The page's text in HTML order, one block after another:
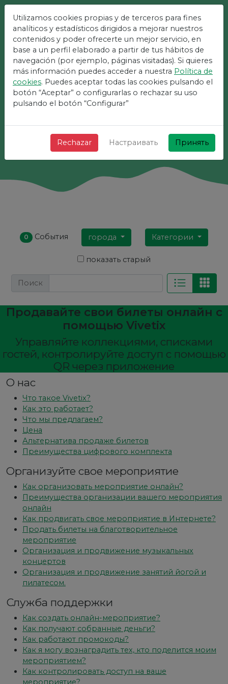
Самая Простая
Площадка Для
Мероприятий
+ Быстро + Просто и бесплатно!
Поиск
0 События города Категории
показать старый
Поиск
Продавайте свои билеты онлайн с
помощью Vivetix
Управляйте коллекциями, списками
гостей, контролируйте доступ с помощью
QR через приложение
О нас
Что такое Vivetix?
Как это работает?
Что мы предлагаем?
Цена
Альтернатива продаже билетов
Преимущества цифрового комплекта
Организуйте свое мероприятие
Как организовать мероприятие онлайн?
Преимущества организации вашего мероприятия
онлайн
Как продвигать свое мероприятие в Интернете?
Продать билеты на благотворительное
мероприятие
Организация и продвижение музыкальных
концертов
Организация и продвижение занятий йогой и
пилатесом.
Служба поддержки
Как создать онлайн-мероприятие?
Как получают собранные деньги?
Как работают промокоды?
Как я могу вознаградить тех, кто поделится моим
мероприятием?
Как контролировать доступ на ваше
мероприятие?
Utilizamos cookies propias y de terceros para fines
analíticos y estadísticos dirigidos a mejorar nuestros
contenidos y poder ofrecerte un mejor servicio, en
base a un perfil elaborado a partir de tus hábitos de
navegación (por ejemplo, páginas visitadas). Si quieres
más información puedes acceder a nuestra Política de
cookies. Puedes aceptar todas las cookies pulsando el
botón “Aceptar” o configurarlas o rechazar su uso
pulsando el botón “Configurar”
Rechazar Настраивать Принять